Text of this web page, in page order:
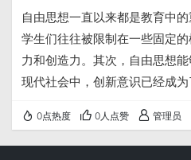
生的潜能》
自由思想一直以来都是教育中
学生们往往被限制在一些固定
力和创造力。其次，自由思想
现代社会中，创新意识已经成
思想也需要在符合国情的前提
方向。
0点热度 0人点赞 管理员